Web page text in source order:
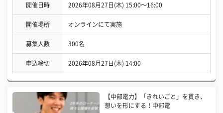
開催日時 2026年08月27日(木) 15:00〜16:00
開催場所 オンラインにて実施
募集人数 300名
申込締切 2026年08月27日(木) 14:00
【中部電力】「きれいごと」を貫き、
想いを形にする！中部電